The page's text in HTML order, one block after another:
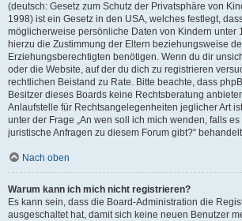
(deutsch: Gesetz zum Schutz der Privatsphäre von
1998) ist ein Gesetz in den USA, welches festlegt,
möglicherweise persönliche Daten von Kindern unter
hierzu die Zustimmung der Eltern beziehungsweise
Erziehungsberechtigten benötigen. Wenn du dir
oder die Website, auf der du dich zu registrieren
rechtlichen Beistand zu Rate. Bitte beachte, dass
Besitzer dieses Boards keine Rechtsberatung
Anlaufstelle für Rechtsangelegenheiten jeglicher Art
unter der Frage „An wen soll ich mich wenden, falls
juristische Anfragen zu diesem Forum gibt?“
Nach oben
Warum kann ich mich nicht registrieren?
Es kann sein, dass die Board-Administration die
ausgeschaltet hat, damit sich keine neuen Benutzer